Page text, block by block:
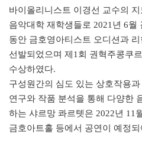
바이올리니스트 이경선 교수의
음악대학 재학생들로 2021년 6월
동안 금호영아티스트 오디션과
선발되었으며 제1회 권혁주콩쿠
수상하였다.
구성원간의 심도 있는 상호작용
연구와 작품 분석을 통해 다양한
하는 샤르망 콰르텟은 2022년 11
금호아트홀 등에서 공연이 예정되